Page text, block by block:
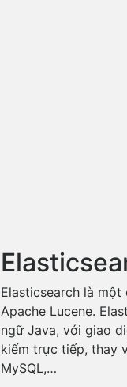
Elasticsearch là
Apache Lucene.
ngữ Java, với giao
kiếm trực tiếp, thay
MySQL,…